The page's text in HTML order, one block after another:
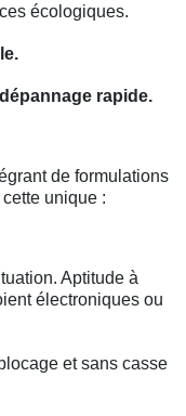
écologiques.
rapide.
de formulations
unique :
Aptitude à
électroniques ou
et sans casse